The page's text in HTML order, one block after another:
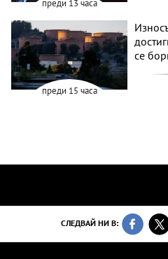
преди 13 часа
преди 15 часа
се
СЛЕДВАЙ НИ В: